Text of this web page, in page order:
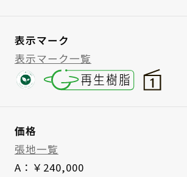
表示マーク
表示マーク一覧
価格
張地一覧
A：￥240,000